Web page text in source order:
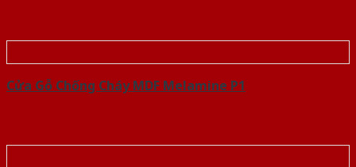
Cửa Gỗ Chống Cháy MDF Melamine P1